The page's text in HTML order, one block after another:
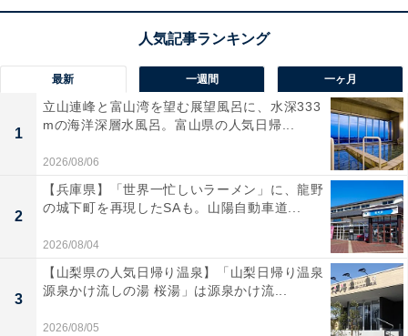
してみてもよいかもしれません。
最新 一週間 一ヶ月
1
立山連峰と富山湾を望む展望風呂に、水深333
mの海洋深層水風呂。富山県の人気日帰...
2026/08/06
2
【兵庫県】「世界一忙しいラーメン」に、龍野
の城下町を再現したSAも。山陽自動車道...
2026/08/04
3
【山梨県の人気日帰り温泉】「山梨日帰り温泉
源泉かけ流しの湯 桜湯」は源泉かけ流...
2026/08/05